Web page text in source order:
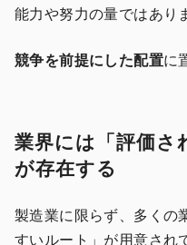
能力や努力の量ではあり
競争を前提にした配置に
業界には「評価さ
が存在する
製造業に限らず、多くの
すいルート」が用意され